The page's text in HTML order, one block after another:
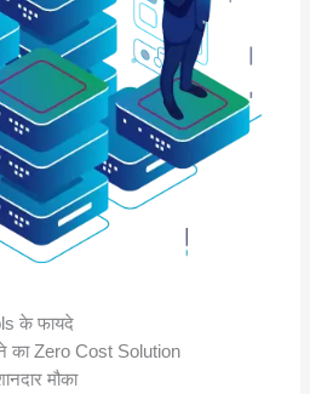
के फायदे
का Zero Cost Solution
मौका